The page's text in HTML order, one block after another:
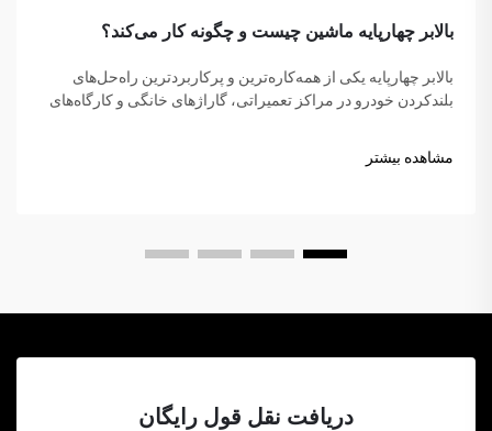
بالابر چهارپایه ماشین چیست و چگونه کار می‌کند؟
بالابر چهارپایه یکی از همه‌کاره‌ترین و پرکاربردترین راه‌حل‌های
بلندکردن خودرو در مراکز تعمیراتی، گاراژهای خانگی و کارگاه‌های
مشاهده بیشتر
دریافت نقل قول رایگان